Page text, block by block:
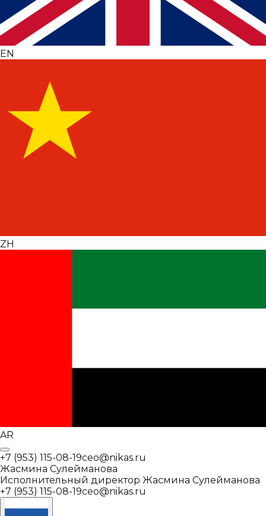
EN
ZH
AR
+7 (953) 115-08-19ceo@nikas.ru
Жасмина Сулейманова
Исполнительный директор Жасмина Сулейманова
+7 (953) 115-08-19ceo@nikas.ru